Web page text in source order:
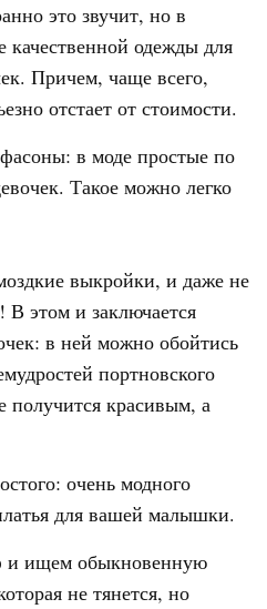
это звучит, но в
качественной одежды для
Причем, чаще всего,
отстает от стоимости.
в моде простые по
Такое можно легко
выкройки, и даже не
В этом и заключается
в ней можно обойтись
портновского
получится красивым, а
очень модного
для вашей малышки.
и ищем обыкновенную
не тянется, но